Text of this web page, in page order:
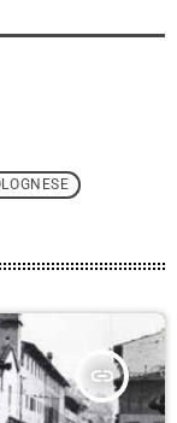
insert_link